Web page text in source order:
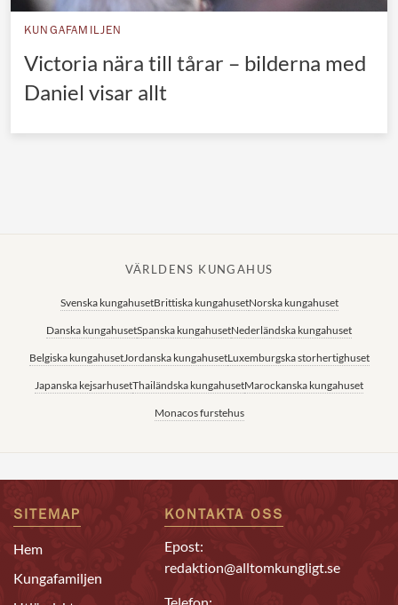
Luxemburgska storhertighuset
Japanska kejsarhuset
Thailändska kungahuset
KUNGAFAMILJEN
Victoria nära till tårar – bilderna med
Daniel visar allt
VÄRLDENS KUNGAHUS
Svenska kungahusetBrittiska kungahusetNorska kungahuset
Danska kungahusetSpanska kungahusetNederländska kungahuset
Belgiska kungahusetJordanska kungahusetLuxemburgska storhertighuset
Japanska kejsarhusetThailändska kungahusetMarockanska kungahuset
Monacos furstehus
SITEMAP
Hem
Kungafamiljen
KONTAKTA OSS
Epost:
redaktion@alltomkungligt.se